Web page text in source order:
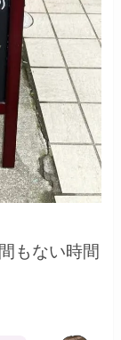
もない時間